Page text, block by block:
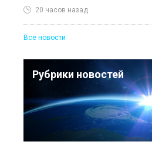
20 часов назад
Все новости
Рубрики новостей